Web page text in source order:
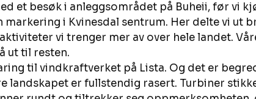
et besøk i anleggsområdet på Buheii, før vi
markering i Kvinesdal sentrum. Her delte vi ut
vi trenger mer av over hele landet.
ut til resten.
til vindkraftverket på Lista. Og det er
landskapet er fullstendig rasert. Turbiner